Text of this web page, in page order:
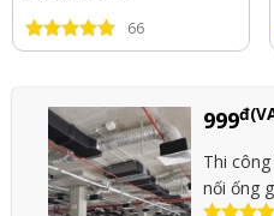
66
999
Thi
nối ống